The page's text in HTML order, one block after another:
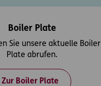
Boiler Plate
Sie unsere aktuelle Boiler
Plate abrufen.
Zur Boiler Plate